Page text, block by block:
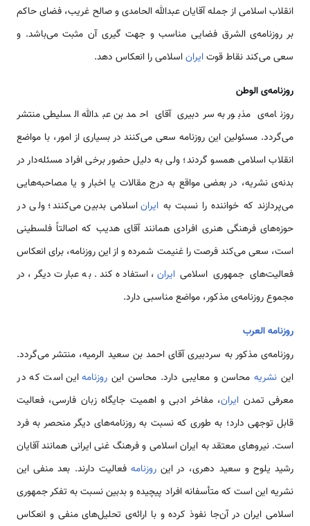
انقلاب اسلامی‌ از جمله آقایان عبدالله الحامدی و صالح غریب، فضای حاکم
بر روزنامه‌ی الشرق فضایی مناسب و جهت ‌گیری آن مثبت می‌باشد. و
سعی می‌كند نقاط قوتایراناسلامی‌ را انعكاس دهد.
روزنامه‌ی الوطن
روزنامه‌ی مذبور به سردبیری آقای احمد بن عبدالله السلیطی منتشر
می‌گردد. مسئولین این روزنامه سعی می‌کنند در بسیاری از امور، با مواضع
انقلاب اسلامی‌ همسو گردند؛ ولی به دلیل حضور برخی افراد مسئله‌دار در
بدنه‌ی نشریه، در بعضی مواقع به درج مقالات یا اخبار و یا مصاحبه‌هایی
می‌پردازند که خواننده را نسبت به ایراناسلامی‌ بدبین می‌کنند؛ ولی در
حوزه‌های فرهنگی هنری افرادی همانند آقای هدیب که اصالتاً فلسطینی
است، سعی می‌کند فرصت را غنیمت شمرده و از این روزنامه، برای انعكاس
فعالیت‌های جمهوری اسلامی‌ایران ، استفاده كند. به عبارت دیگر، در
مجموع روزنامه‌ی مذکور، مواضع مناسبی دارد.
روزنامه العرب
روزنامه‌ی مذکور به سردبیری آقای احمد بن سعید الرمیه، منتشر می‌گردد.
این نشریهمحاسن و معایبی دارد. محاسن این روزنامهاین است که در
معرفی تمدن ایران، مفاخر ادبی و اهمیت جایگاه زبان فارسی، فعالیت
قابل توجهی دارد؛ به طوری که نسبت به روزنامه‌های دیگر منحصر به فرد
است. نیروهای معتقد به ایران اسلامی‌ و فرهنگ غنی ایرانی همانند آقایان
رشید یلوح و سعید دهری، در اینروزنامه‌ فعالیت دارند. بعد منفی این
نشریه این است كه متأسفانه افراد پیچیده و بدبین نسبت به تفکر جمهوری
اسلامی‌ ایران در آن‌جا نفوذ کرده و با ارائه‌ی تحلیل‌های منفی و انعکاس